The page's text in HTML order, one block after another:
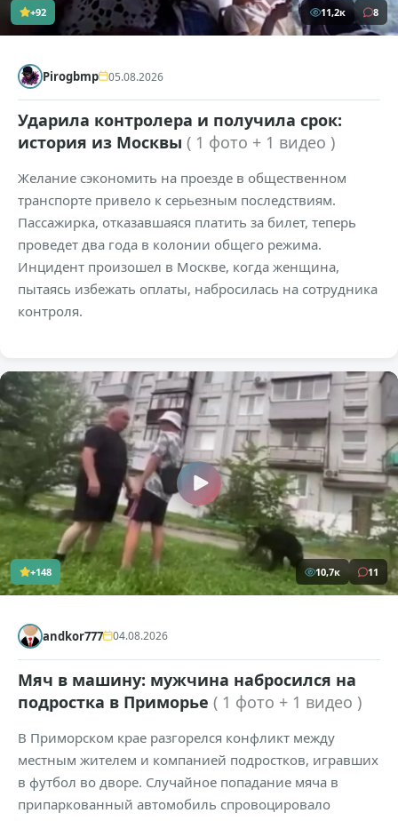
+92 11,2к 8
Pirogbmp 05.08.2026
Ударила контролера и получила срок:
история из Москвы ( 1 фото + 1 видео )
Желание сэкономить на проезде в общественном
транспорте привело к серьезным последствиям.
Пассажирка, отказавшаяся платить за билет, теперь
проведет два года в колонии общего режима.
Инцидент произошел в Москве, когда женщина,
пытаясь избежать оплаты, набросилась на сотрудника
контроля.
+148 10,7к 11
andkor777 04.08.2026
Мяч в машину: мужчина набросился на
подростка в Приморье ( 1 фото + 1 видео )
В Приморском крае разгорелся конфликт между
местным жителем и компанией подростков, игравших
в футбол во дворе. Случайное попадание мяча в
припаркованный автомобиль спровоцировало